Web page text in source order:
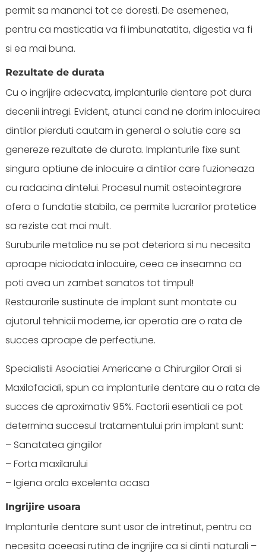
permit sa mananci tot ce doresti. De asemenea,
pentru ca masticatia va fi imbunatatita, digestia va fi
si ea mai buna.
Rezultate de durata
Cu o ingrijire adecvata, implanturile dentare pot dura
decenii intregi. Evident, atunci cand ne dorim inlocuirea
dintilor pierduti cautam in general o solutie care sa
genereze rezultate de durata. Implanturile fixe sunt
singura optiune de inlocuire a dintilor care fuzioneaza
cu radacina dintelui. Procesul numit osteointegrare
ofera o fundatie stabila, ce permite lucrarilor protetice
sa reziste cat mai mult.
Suruburile metalice nu se pot deteriora si nu necesita
aproape niciodata inlocuire, ceea ce inseamna ca
poti avea un zambet sanatos tot timpul!
Restaurarile sustinute de implant sunt montate cu
ajutorul tehnicii moderne, iar operatia are o rata de
succes aproape de perfectiune.
Specialistii Asociatiei Americane a Chirurgilor Orali si
Maxilofaciali, spun ca implanturile dentare au o rata de
succes de aproximativ 95%. Factorii esentiali ce pot
determina succesul tratamentului prin implant sunt:
– Sanatatea gingiilor
– Forta maxilarului
– Igiena orala excelenta acasa
Ingrijire usoara
Implanturile dentare sunt usor de intretinut, pentru ca
necesita aceeasi rutina de ingrijire ca si dintii naturali –